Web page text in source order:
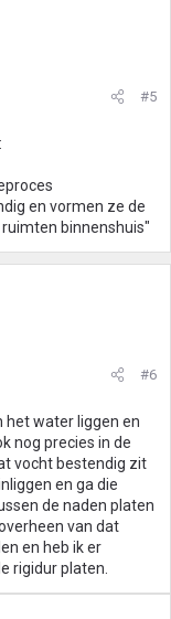
#5
en vormen ze de
binnenshuis"
#6
het water liggen en
nog precies in de
vocht bestendig zit
en ga die
de naden platen
van dat
en heb ik er
rigidur platen.